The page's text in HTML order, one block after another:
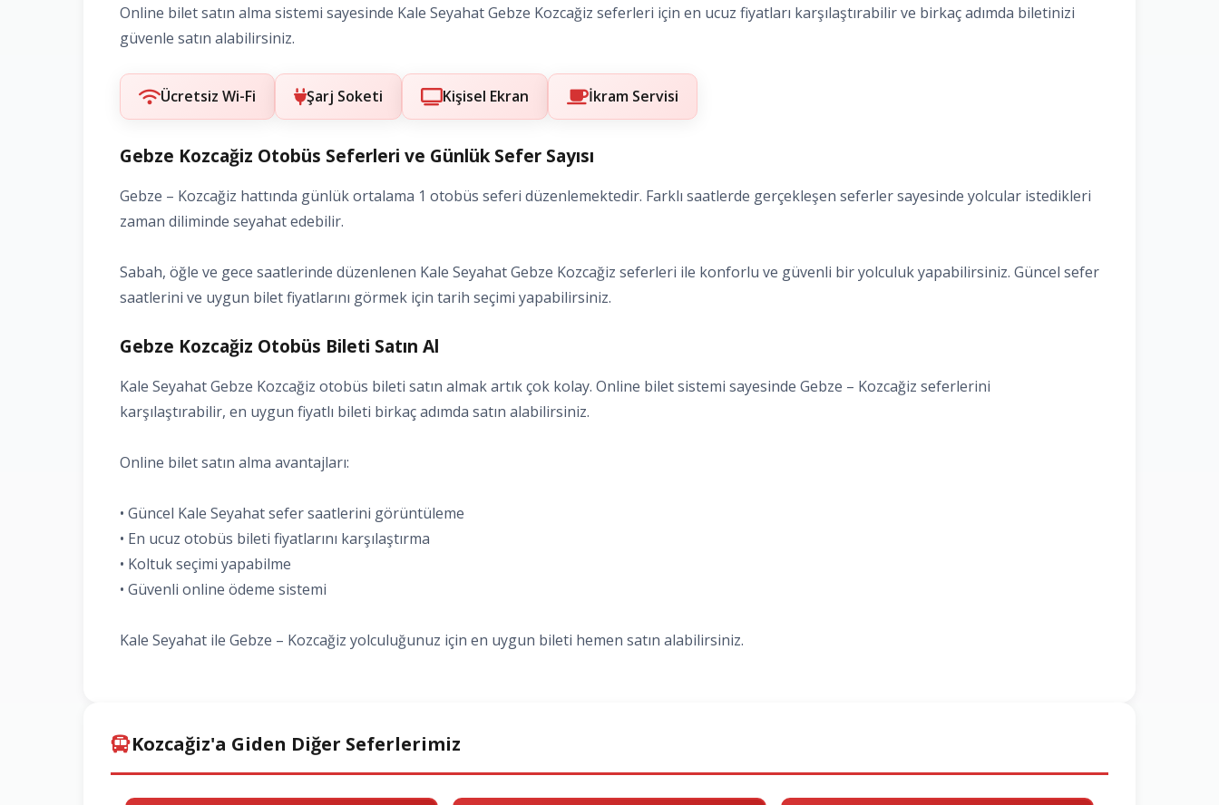
Online bilet satın alma sistemi sayesinde Kale Seyahat Gebze Kozcağiz seferleri için en ucuz fiyatları karşılaştırabilir ve birkaç adımda biletinizi
güvenle satın alabilirsiniz.
Ücretsiz Wi-Fi Şarj Soketi Kişisel Ekran İkram Servisi
Gebze Kozcağiz Otobüs Seferleri ve Günlük Sefer Sayısı
Gebze – Kozcağiz hattında günlük ortalama 1 otobüs seferi düzenlemektedir. Farklı saatlerde gerçekleşen seferler sayesinde yolcular istedikleri
zaman diliminde seyahat edebilir.
Sabah, öğle ve gece saatlerinde düzenlenen Kale Seyahat Gebze Kozcağiz seferleri ile konforlu ve güvenli bir yolculuk yapabilirsiniz. Güncel sefer
saatlerini ve uygun bilet fiyatlarını görmek için tarih seçimi yapabilirsiniz.
Gebze Kozcağiz Otobüs Bileti Satın Al
Kale Seyahat Gebze Kozcağiz otobüs bileti satın almak artık çok kolay. Online bilet sistemi sayesinde Gebze – Kozcağiz seferlerini
karşılaştırabilir, en uygun fiyatlı bileti birkaç adımda satın alabilirsiniz.
Online bilet satın alma avantajları:
• Güncel Kale Seyahat sefer saatlerini görüntüleme
• En ucuz otobüs bileti fiyatlarını karşılaştırma
• Koltuk seçimi yapabilme
• Güvenli online ödeme sistemi
Kale Seyahat ile Gebze – Kozcağiz yolculuğunuz için en uygun bileti hemen satın alabilirsiniz.
Kozcağiz'a Giden Diğer Seferlerimiz